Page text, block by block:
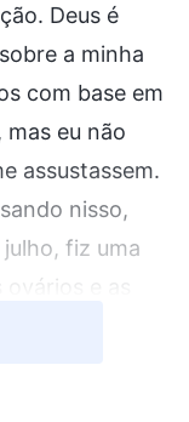
Deus é
a minha
com base em
eu não
assustassem.
nisso,
fiz uma
e as
“Você